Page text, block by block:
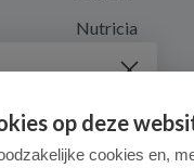
Nutricia
op deze
cookies en,
en persoonlijk